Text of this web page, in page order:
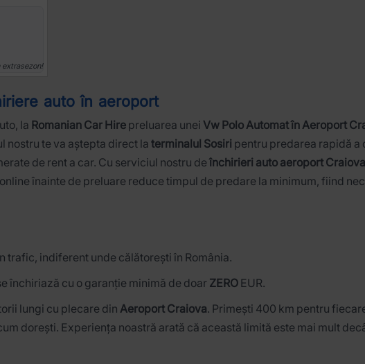
auto în aeroport
la Romanian Car Hire preluarea unei Vw Polo Automat în Aeroport
nostru te va aștepta direct la terminalul Sosiri pentru predarea rapidă a
de rent a car. Cu serviciul nostru de închirieri auto aeroport Craiova
înainte de preluare reduce timpul de predare la minimum, fiind
trafic, indiferent unde călătorești în România.
închiriază cu o garanție minimă de doar ZERO EUR.
lungi cu plecare din Aeroport Craiova. Primești 400 km pentru
dorești. Experiența noastră arată că această limită este mai mult